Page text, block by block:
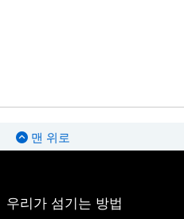
맨 위로
우리가 섬기는 방법